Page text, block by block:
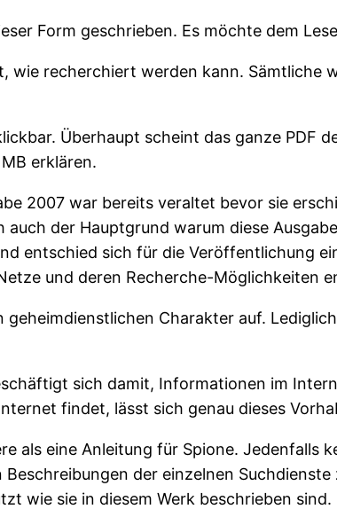
Form geschrieben. Es möchte dem
wie recherchiert werden kann. Sämtliche
Überhaupt scheint das ganze PDF
erklären.
2007 war bereits veraltet bevor sie
der Hauptgrund warum diese
entschied sich für die Veröffentlichung
und deren Recherche-Möglichkeiten
geheimdienstlichen Charakter auf.
sich damit, Informationen im
findet, lässt sich genau dieses
als eine Anleitung für Spione. Jedenfalls
der einzelnen
wie sie in diesem Werk beschrieben sind.